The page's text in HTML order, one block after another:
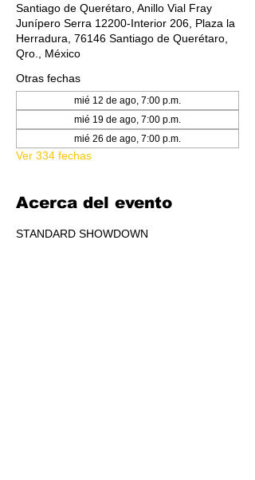
Santiago de Querétaro, Anillo Vial Fray
Junípero Serra 12200-Interior 206, Plaza la
Herradura, 76146 Santiago de Querétaro,
Qro., México
Otras fechas
mié 12 de ago, 7:00 p.m.
mié 19 de ago, 7:00 p.m.
mié 26 de ago, 7:00 p.m.
Ver 334 fechas
Acerca del evento
STANDARD SHOWDOWN